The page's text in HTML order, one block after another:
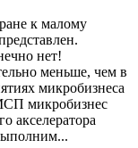
к малому
нет!
меньше, чем в
микробизнеса
микробизнес
акселератора